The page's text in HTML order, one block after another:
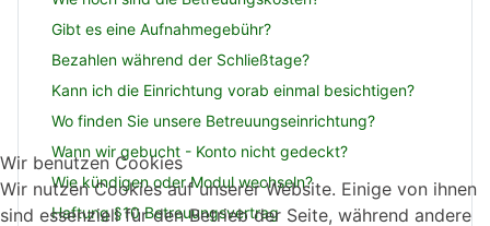
Gibt es eine Aufnahmegebühr?
Bezahlen während der Schließtage?
Kann ich die Einrichtung vorab einmal besichtigen?
Wo finden Sie unsere Betreuungseinrichtung?
Wann wir gebucht - Konto nicht gedeckt?
Wie kündigen oder Modul wechseln?
Haftung §10 Betreuungsvertrag
Wir benutzen Cookies
Wir nutzen Cookies auf unserer Website. Einige von ihnen
sind essenziell für den Betrieb der Seite, während andere